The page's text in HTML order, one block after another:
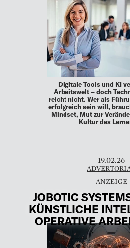
Digitale Tools und KI
Arbeitswelt – doch
reicht nicht. Wer als
erfolgreich sein will,
Mindset, Mut zur
Kultur des
19.02.26
JOBOTIC
KÜNSTLICHE
OPERATIVE